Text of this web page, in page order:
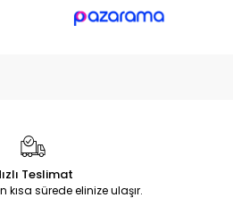
Teslimat
kısa sürede elinize ulaşır.